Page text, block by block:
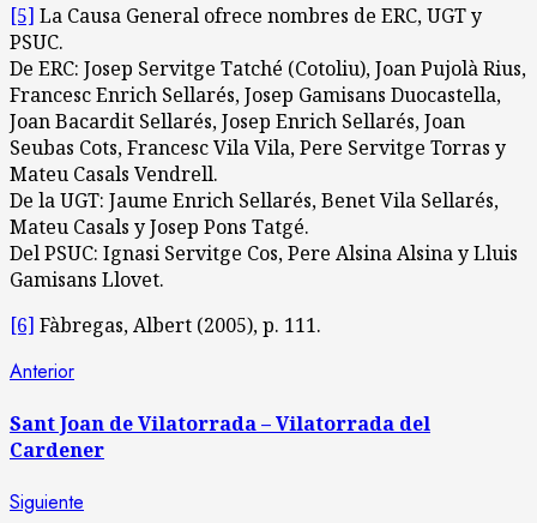
[5] La Causa General ofrece nombres de ERC, UGT y
PSUC.
De ERC: Josep Servitge Tatché (Cotoliu), Joan Pujolà Rius,
Francesc Enrich Sellarés, Josep Gamisans Duocastella,
Joan Bacardit Sellarés, Josep Enrich Sellarés, Joan
Seubas Cots, Francesc Vila Vila, Pere Servitge Torras y
Mateu Casals Vendrell.
De la UGT: Jaume Enrich Sellarés, Benet Vila Sellarés,
Mateu Casals y Josep Pons Tatgé.
Del PSUC: Ignasi Servitge Cos, Pere Alsina Alsina y Lluis
Gamisans Llovet.
[6] Fàbregas, Albert (2005), p. 111.
Post
navigation
AnteriorEntrada
Sant Joan de Vilatorrada – Vilatorrada del
Cardener
Siguiente